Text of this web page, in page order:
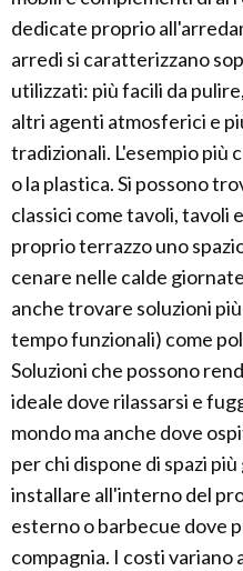
dedicate proprio
arredi si caratterizzano
utilizzati: più facili da
altri agenti atmosferici e
tradizionali. L'esempio più
o la plastica. Si possono
classici come tavoli, tavoli
proprio terrazzo uno
cenare nelle calde
anche trovare soluzioni
tempo funzionali) come
Soluzioni che possono
ideale dove rilassarsi e
mondo ma anche dove
per chi dispone di spazi
installare all'interno del
esterno o barbecue dove
compagnia. I costi variano